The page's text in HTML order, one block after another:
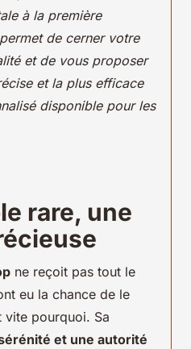
à la première
de cerner votre
et de vous proposer
et la plus efficace
disponible pour les
rare, une
ne reçoit pas tout le
eu la chance de le
vite pourquoi. Sa
et une autorité